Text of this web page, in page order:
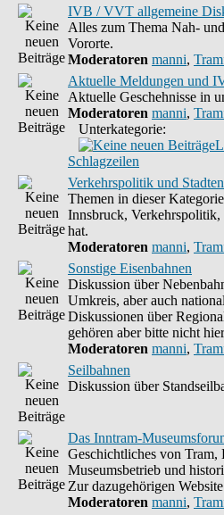
IVB / VVT allgemeine
Alles zum Thema Nah-
Vororte.
Moderatoren manni,
Aktuelle Meldungen und
Aktuelle Geschehnisse in
Moderatoren manni,
Unterkategorie:
Schlagzeilen
Verkehrspolitik und
Themen in dieser
Innsbruck, Verkehrspolitik,
hat.
Moderatoren manni,
Sonstige Eisenbahnen
Diskussion über
Umkreis, aber auch
Diskussionen über
gehören aber bitte nicht
Moderatoren manni,
Seilbahnen
Diskussion über
Das Inntram-
Geschichtliches von
Museumsbetrieb und
Zur dazugehörigen
Moderatoren manni,